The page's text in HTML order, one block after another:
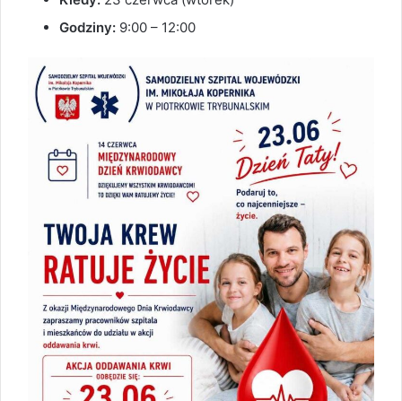
Godziny: 9:00 – 12:00